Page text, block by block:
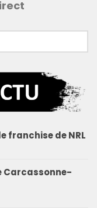
franchise de NRL
Carcassonne-